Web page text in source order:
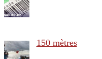
150 mètres